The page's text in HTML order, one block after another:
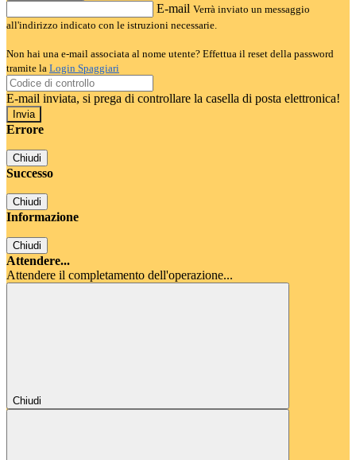
E-mail Verrà inviato un messaggio
all'indirizzo indicato con le istruzioni necessarie.
Non hai una e-mail associata al nome utente? Effettua il reset della password
tramite la Login Spaggiari
E-mail inviata, si prega di controllare la casella di posta elettronica!
Errore
Chiudi
Successo
Chiudi
Informazione
Chiudi
Attendere...
Attendere il completamento dell'operazione...
Chiudi